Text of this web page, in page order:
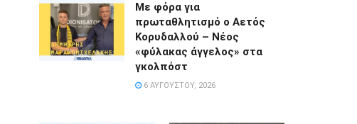
Με φόρα για
πρωταθλητισμό ο Αετός
Κορυδαλλού – Νέος
«φύλακας άγγελος» στα
γκολπόστ
6 ΑΥΓΟΎΣΤΟΥ, 2026